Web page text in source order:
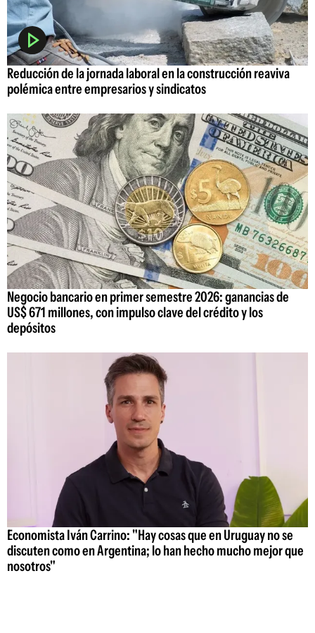
Reducción de la jornada laboral en la construcción reaviva
polémica entre empresarios y sindicatos
Negocio bancario en primer semestre 2026: ganancias de
US$ 671 millones, con impulso clave del crédito y los
depósitos
Economista Iván Carrino: "Hay cosas que en Uruguay no se
discuten como en Argentina; lo han hecho mucho mejor que
nosotros"